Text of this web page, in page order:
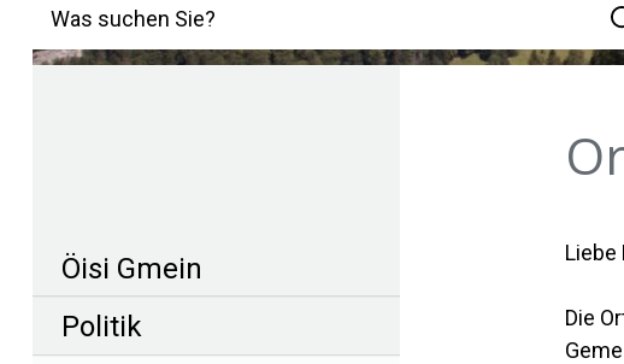
Was suchen Sie?Suchbegriff
Öisi Gmein
Politik
Liebe
Die